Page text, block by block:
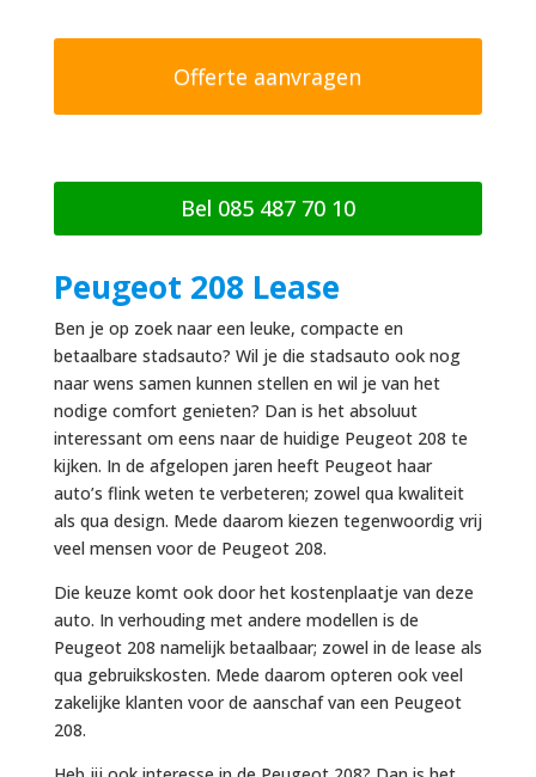
i
Bel 085 487 70 10
Peugeot 208 Lease
Ben je op zoek naar een leuke, compacte en
betaalbare stadsauto? Wil je die stadsauto ook nog
naar wens samen kunnen stellen en wil je van het
nodige comfort genieten? Dan is het absoluut
interessant om eens naar de huidige Peugeot 208 te
kijken. In de afgelopen jaren heeft Peugeot haar
auto’s flink weten te verbeteren; zowel qua kwaliteit
als qua design. Mede daarom kiezen tegenwoordig vrij
veel mensen voor de Peugeot 208.
Die keuze komt ook door het kostenplaatje van deze
auto. In verhouding met andere modellen is de
Peugeot 208 namelijk betaalbaar; zowel in de lease als
qua gebruikskosten. Mede daarom opteren ook veel
zakelijke klanten voor de aanschaf van een Peugeot
208.